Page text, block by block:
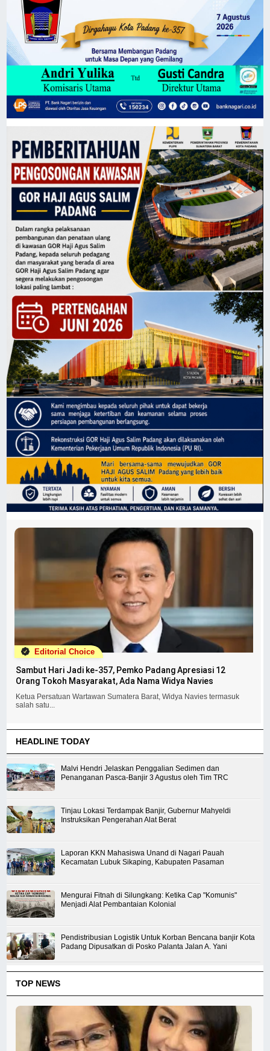
Editorial Choice
Sambut Hari Jadi ke-357, Pemko Padang Apresiasi 12
Orang Tokoh Masyarakat, Ada Nama Widya Navies
Ketua Persatuan Wartawan Sumatera Barat, Widya Navies termasuk
salah satu...
HEADLINE TODAY
Malvi Hendri Jelaskan Penggalian Sedimen dan
Penanganan Pasca-Banjir 3 Agustus oleh Tim TRC
Tinjau Lokasi Terdampak Banjir, Gubernur Mahyeldi
Instruksikan Pengerahan Alat Berat
Laporan KKN Mahasiswa Unand di Nagari Pauah
Kecamatan Lubuk Sikaping, Kabupaten Pasaman
Mengurai Fitnah di Silungkang: Ketika Cap "Komunis"
Menjadi Alat Pembantaian Kolonial
Pendistribusian Logistik Untuk Korban Bencana banjir Kota
Padang Dipusatkan di Posko Palanta Jalan A. Yani
TOP NEWS